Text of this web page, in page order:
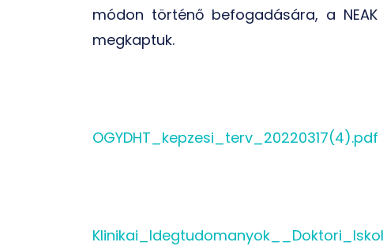
módon történő befogadására, a
megkaptuk.
OGYDHT_kepzesi_terv_20220317(4).pdf